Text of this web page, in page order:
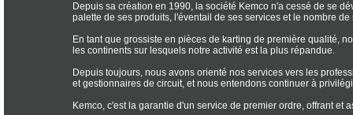
Depuis sa création en 1990, la société Kemco n'a cessé de se
palette de ses produits, l'éventail de ses services et le nombre de
En tant que grossiste en pièces de karting de première qualité,
les continents sur lesquels notre activité est la plus répandue.
Depuis toujours, nous avons orienté nos services vers les
et gestionnaires de circuit, et nous entendons continuer à
Kemco, c'est la garantie d'un service de premier ordre, offrant et